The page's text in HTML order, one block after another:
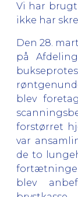
Vi har
ikke har
Den 28.
på
blev
forstørret
var
de to
blev